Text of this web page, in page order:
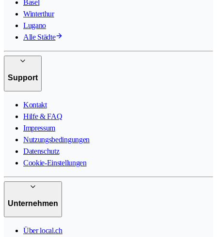
Basel
Winterthur
Lugano
Alle Städte
Support
Kontakt
Hilfe & FAQ
Impressum
Nutzungsbedingungen
Datenschutz
Cookie-Einstellungen
Unternehmen
Über local.ch